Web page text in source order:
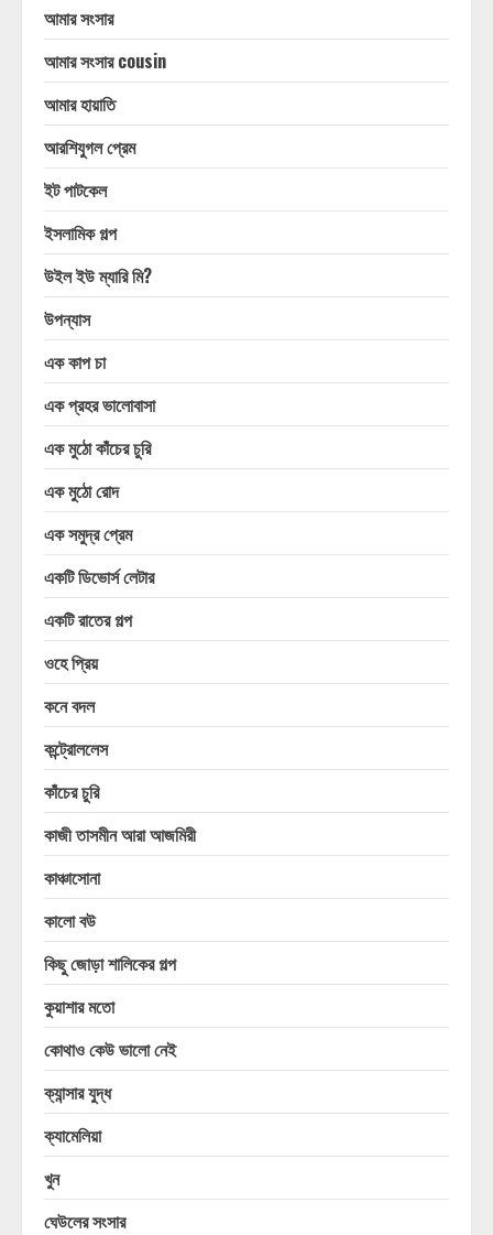
আমার সংসার
আমার সংসার cousin
আমার হায়াতি
আরশিযুগল প্রেম
ইট পাটকেল
ইসলামিক গল্প
উইল ইউ ম্যারি মি?
উপন্যাস
এক কাপ চা
এক প্রহর ভালোবাসা
এক মুঠো কাঁচের চুরি
এক মুঠো রোদ
এক সমুদ্র প্রেম
একটি ডিভোর্স লেটার
একটি রাতের গল্প
ওহে প্রিয়
কনে বদল
কন্ট্রোললেস
কাঁচের চুরি
কাজী তাসমীন আরা আজমিরী
কাঞ্চাসোনা
কালো বউ
কিছু জোড়া শালিকের গল্প
কুয়াশার মতো
কোথাও কেউ ভালো নেই
ক্যান্সার যুদ্ধ
ক্যামেলিয়া
খুন
ঘেউলের সংসার